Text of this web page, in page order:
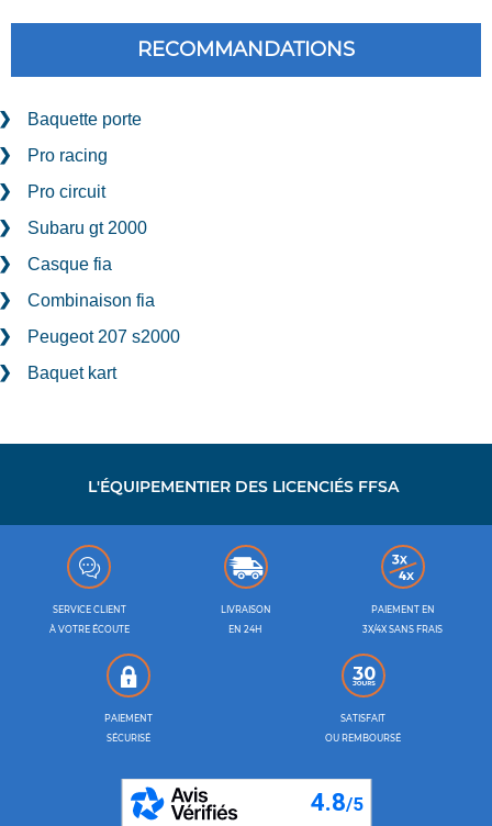
RECOMMANDATIONS
Baquette porte
Pro racing
Pro circuit
Subaru gt 2000
Casque fia
Combinaison fia
Peugeot 207 s2000
Baquet kart
L'ÉQUIPEMENTIER DES LICENCIÉS FFSA
SERVICE CLIENT
À VOTRE ÉCOUTE
LIVRAISON
EN 24H
PAIEMENT EN
3X/4X SANS FRAIS
PAIEMENT
SÉCURISÉ
SATISFAIT
OU REMBOURSÉ